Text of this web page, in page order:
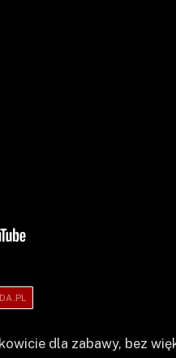
dla zabawy, bez